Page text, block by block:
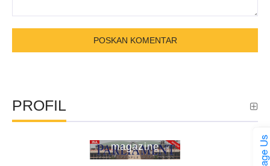
PROFIL
magazine